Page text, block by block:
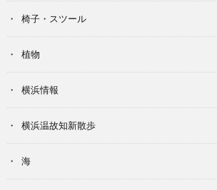
椅子・スツール
植物
横浜情報
横浜温故知新散歩
海